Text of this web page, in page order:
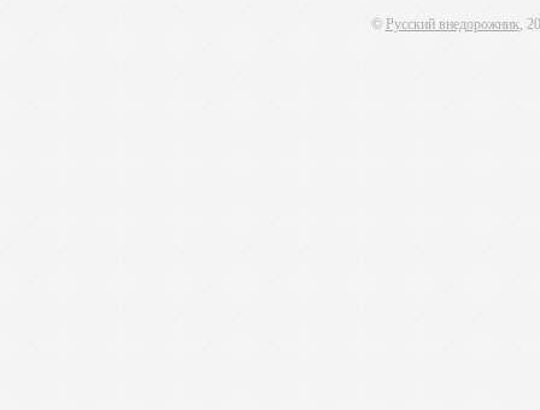
© Русский внедорожник,